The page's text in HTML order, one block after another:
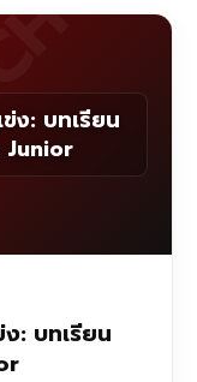
ง: บทเรียน
Junior
: บทเรียน